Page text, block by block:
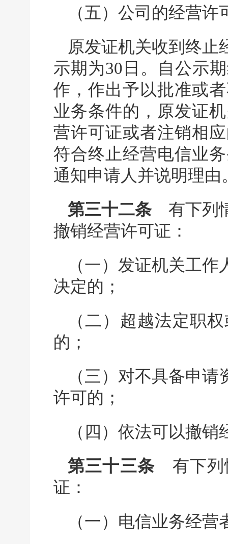
（五）公司的经营
原发证机关收到终止
示期为30日。自公示
作，作出予以批准或
业务条件的，原发证
营许可证或者注销相
符合终止经营电信业
通知申请人并说明理由
第三十二条有下列情
撤销经营许可证：
（一）发证机关工
决定的；
（二）超越法定职
的；
（三）对不具备申
许可的；
（四）依法可以撤
第三十三条 有下列
证：
（一）电信业务经